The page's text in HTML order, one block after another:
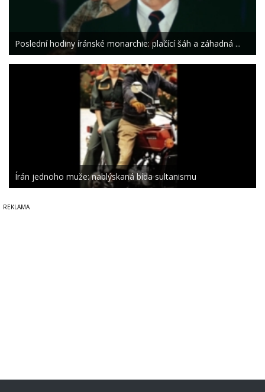
Poslední hodiny íránské monarchie: plačící šáh a záhadná ...
Írán jednoho muže: nablýskaná bída sultanismu